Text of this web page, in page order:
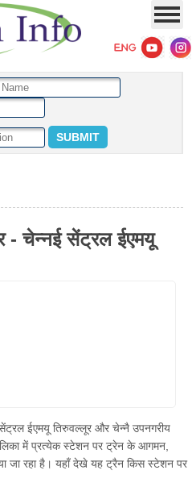
- चेन्नई सेंट्रल ईएमयू
ईएमयू तिरुवल्लूर और चेन्नै उपनगरीय
में प्रत्येक स्टेशन पर ट्रेन के आगमन,
जा रहा है। यहाँ देखे यह ट्रैन किस स्टेशन पर